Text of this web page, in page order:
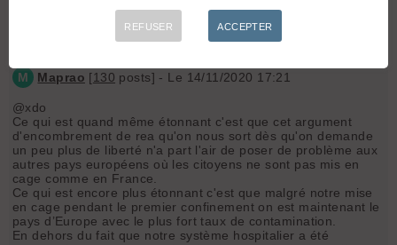
moment mais un minimum de cohérence et de bon sens ne
M Maprao [130 posts] - Le 14/11/2020 17:21
@xdo
Ce qui est quand même étonnant c'est que cet argument
d'encombrement de rea qu'on nous sort dès qu'on demande
un peu plus de liberté n'a part l'air de poser de problème aux
autres pays européens où les citoyens ne sont pas mis en
cage comme en France.
Ce qui est encore plus étonnant c'est que malgré notre mise
en cage pendant le premier confinement on est maintenant le
pays d’Europe avec le plus fort taux de contamination.
En dehors du fait que notre système hospitalier a été
REFUSER ACCEPTER